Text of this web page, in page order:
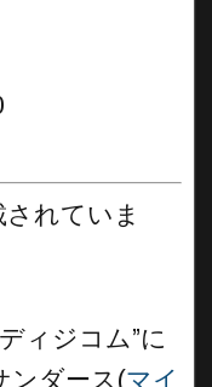
されていま
ィジコム”に
ンダース(マイ